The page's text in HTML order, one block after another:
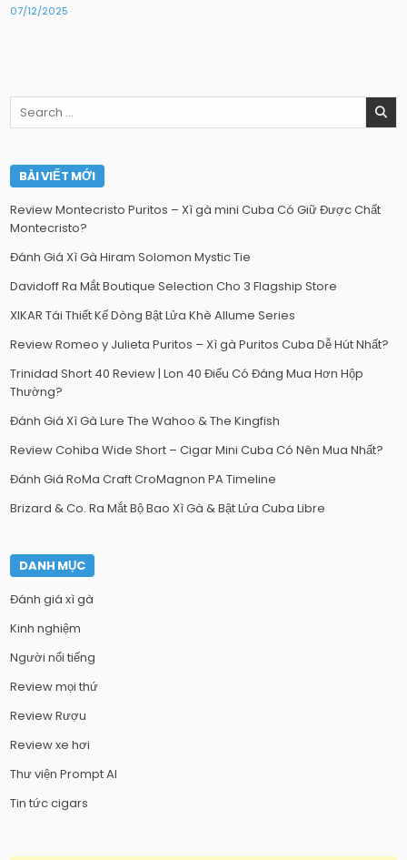
07/12/2025
Search
BÀI VIẾT MỚI
Review Montecristo Puritos – Xì gà mini Cuba Có Giữ Được Chất
Montecristo?
Đánh Giá Xì Gà Hiram Solomon Mystic Tie
Davidoff Ra Mắt Boutique Selection Cho 3 Flagship Store
XIKAR Tái Thiết Kế Dòng Bật Lửa Khè Allume Series
Review Romeo y Julieta Puritos – Xì gà Puritos Cuba Dễ Hút Nhất?
Trinidad Short 40 Review | Lon 40 Điếu Có Đáng Mua Hơn Hộp
Thường?
Đánh Giá Xì Gà Lure The Wahoo & The Kingfish
Review Cohiba Wide Short – Cigar Mini Cuba Có Nên Mua Nhất?
Đánh Giá RoMa Craft CroMagnon PA Timeline
Brizard & Co. Ra Mắt Bộ Bao Xì Gà & Bật Lửa Cuba Libre
DANH MỤC
Đánh giá xì gà
Kinh nghiệm
Người nổi tiếng
Review mọi thứ
Review Rượu
Review xe hơi
Thư viện Prompt AI
Tin tức cigars